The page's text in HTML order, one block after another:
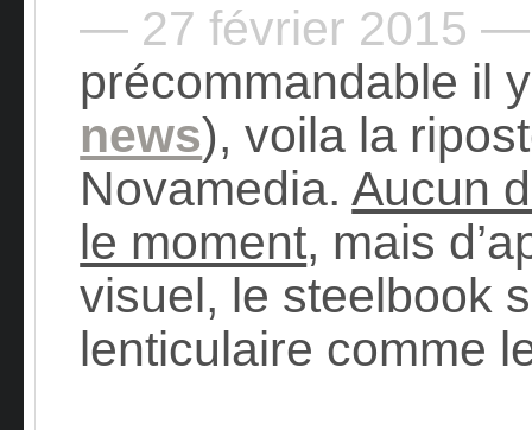
— 27 février 2015 —
précommandable il
news), voila la
Novamedia.Aucun
le moment, mais
visuel, le steelbook
lenticulaire comme